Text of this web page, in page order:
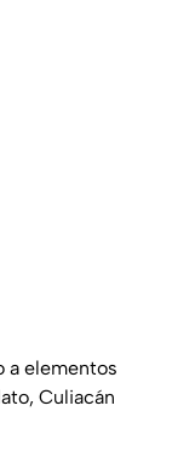
a elementos
Culiacán